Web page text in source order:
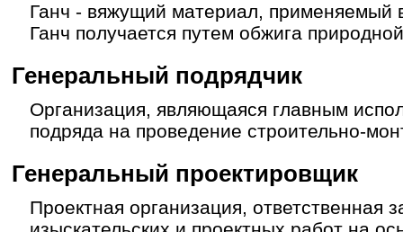
Ганч - вяжущий материал, применяемый
Ганч получается путем обжига
Генеральный подрядчик
Организация, являющаяся главным
подряда на проведение строительно-
Генеральный проектировщик
Проектная организация, ответственная